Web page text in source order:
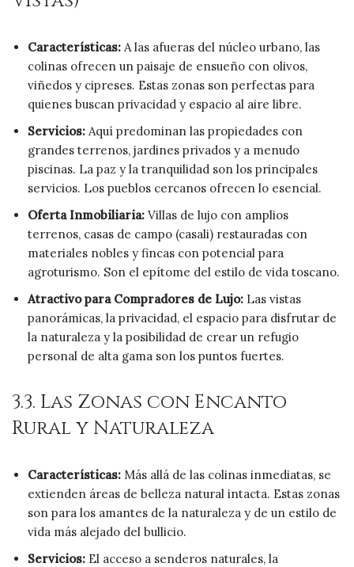
Características: A las afueras del núcleo urbano, las
colinas ofrecen un paisaje de ensueño con olivos,
viñedos y cipreses. Estas zonas son perfectas para
quienes buscan privacidad y espacio al aire libre.
Servicios: Aquí predominan las propiedades con
grandes terrenos, jardines privados y a menudo
piscinas. La paz y la tranquilidad son los principales
servicios. Los pueblos cercanos ofrecen lo esencial.
Oferta Inmobiliaria: Villas de lujo con amplios
terrenos, casas de campo (casali) restauradas con
materiales nobles y fincas con potencial para
agroturismo. Son el epítome del estilo de vida toscano.
Atractivo para Compradores de Lujo: Las vistas
panorámicas, la privacidad, el espacio para disfrutar de
la naturaleza y la posibilidad de crear un refugio
personal de alta gama son los puntos fuertes.
3.3. Las Zonas con Encanto
Rural y Naturaleza
Características: Más allá de las colinas inmediatas, se
extienden áreas de belleza natural intacta. Estas zonas
son para los amantes de la naturaleza y de un estilo de
vida más alejado del bullicio.
Servicios: El acceso a senderos naturales, la